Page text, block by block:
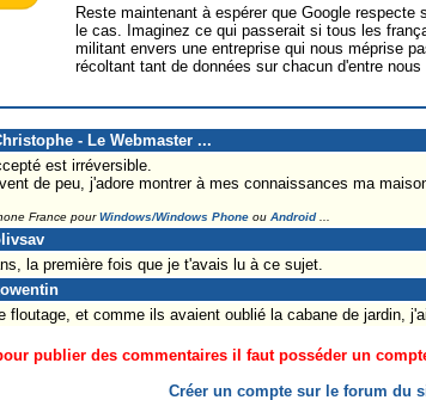
Reste maintenant à espérer que Google
le cas. Imaginez ce qui passerait si tous les
militant envers une entreprise qui nous méprise
récoltant tant de données sur chacun d'entre nous
- Le Webmaster ...
est irréversible.
de peu, j'adore montrer à mes connaissances ma
France pourWindows/Windows Phoneou Android...
la première fois que je t'avais lu à ce sujet.
floutage, et comme ils avaient oublié la cabane de jardin,
publier des commentaires il faut posséder un
Créer un compte sur le forum du